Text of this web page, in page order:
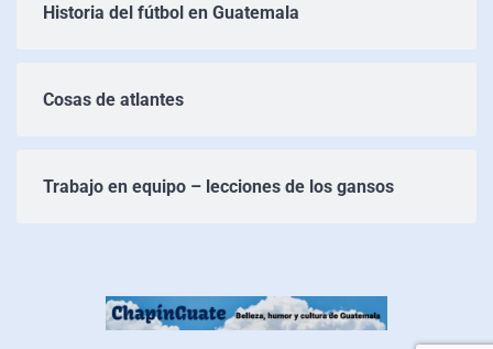
Historia del fútbol en Guatemala
Cosas de atlantes
Trabajo en equipo – lecciones de los gansos